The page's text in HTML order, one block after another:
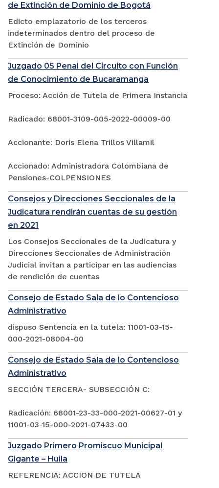
de Extinción de Dominio de Bogotá
Edicto emplazatorio de los terceros
indeterminados dentro del proceso de
Extinción de Dominio
Juzgado 05 Penal del Circuito con Función
de Conocimiento de Bucaramanga
Proceso: Acción de Tutela de Primera Instancia
Radicado: 68001-3109-005-2022-00009-00
Accionante: Doris Elena Trillos Villamil
Accionado: Administradora Colombiana de
Pensiones-COLPENSIONES
Consejos y Direcciones Seccionales de la
Judicatura rendirán cuentas de su gestión
en 2021
Los Consejos Seccionales de la Judicatura y
Direcciones Seccionales de Administración
Judicial invitan a participar en las audiencias
de rendición de cuentas
Consejo de Estado Sala de lo Contencioso
Administrativo
dispuso Sentencia en la tutela: 11001-03-15-
000-2021-08004-00
Consejo de Estado Sala de lo Contencioso
Administrativo
SECCIÓN TERCERA- SUBSECCIÓN C:
Radicación: 68001-23-33-000-2021-00627-01 y
11001-03-15-000-2021-07433-00
Juzgado Primero Promiscuo Municipal
Gigante – Huila
REFERENCIA: ACCION DE TUTELA